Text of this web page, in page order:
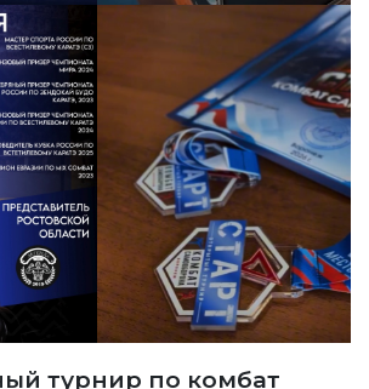
турнир по комбат